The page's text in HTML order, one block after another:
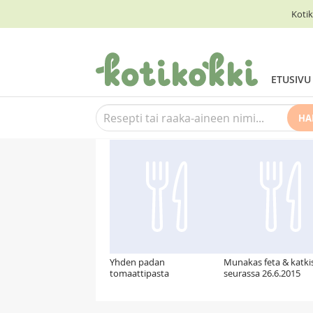
ETUSIVU
Suosittelemme myös
Yhden padan
tomaattipasta
Munakas feta &
seurassa 26.6.2015